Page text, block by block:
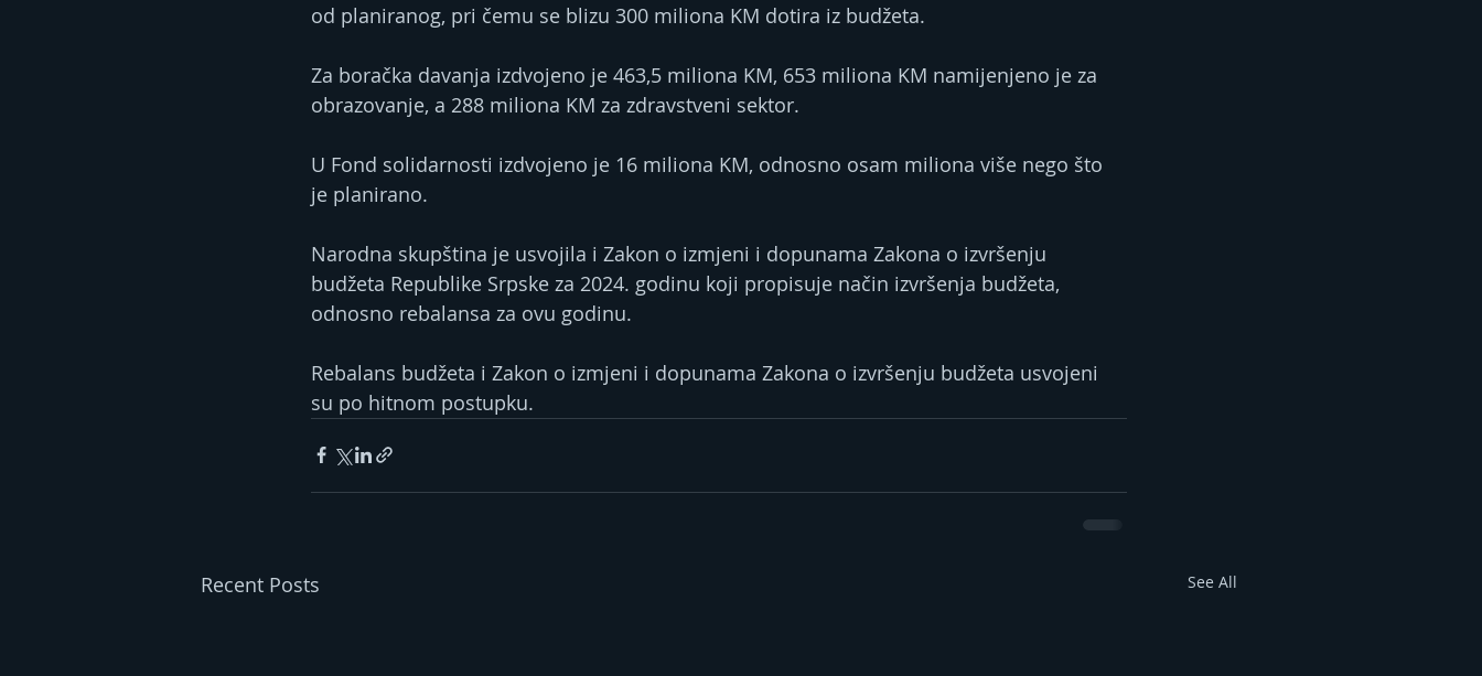
od planiranog, pri čemu se blizu 300 miliona KM dotira iz budžeta.
Za boračka davanja izdvojeno je 463,5 miliona KM, 653 miliona KM namijenjeno je za
obrazovanje, a 288 miliona KM za zdravstveni sektor.
U Fond solidarnosti izdvojeno je 16 miliona KM, odnosno osam miliona više nego što
je planirano.
Narodna skupština je usvojila i Zakon o izmjeni i dopunama Zakona o izvršenju
budžeta Republike Srpske za 2024. godinu koji propisuje način izvršenja budžeta,
odnosno rebalansa za ovu godinu.
Rebalans budžeta i Zakon o izmjeni i dopunama Zakona o izvršenju budžeta usvojeni
su po hitnom postupku.
Recent Posts See All